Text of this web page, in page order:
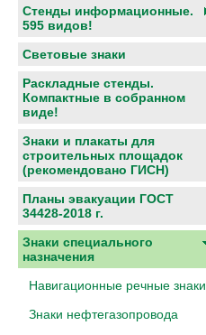
Стенды информационные.
595 видов!
Световые знаки
Раскладные стенды.
Компактные в собранном
виде!
Знаки и плакаты для
строительных площадок
(рекомендовано ГИСН)
Планы эвакуации ГОСТ
34428-2018 г.
Знаки специального
назначения
Навигационные речные знаки
Знаки нефтегазопровода